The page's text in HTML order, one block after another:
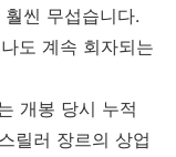
씬 무섭습니다.
도 계속 회자되는
개봉 당시 누적
릴러 장르의 상업